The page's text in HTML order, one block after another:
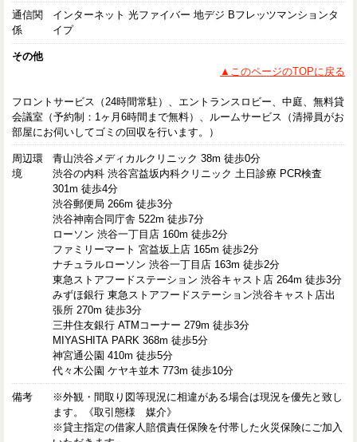
通信関
係
インターネット 光ファイバー 地デジ Bフレッツマンションタ
イプ
その他
▲このページのTOPに戻る
フロントサービス（24時間常駐）、エントランスロビー、中庭、無料貸
会議室（予約制：1ヶ月6時間まで無料）、ルームサービス（清掃員がお
部屋にお伺いしてゴミの回収を行います。）
周辺環
境
青山渋谷メディカルクリニック 38m 徒歩0分
渋谷の内科 渋谷宮益坂内科クリニック 土日診療 PCR検査
301m 徒歩4分
渋谷郵便局 266m 徒歩3分
渋谷神南合同庁舎 522m 徒歩7分
ローソン 渋谷一丁目店 160m 徒歩2分
ファミリーマート 宮益坂上店 165m 徒歩2分
ナチュラルローソン 渋谷一丁目店 163m 徒歩2分
東急ストアフードステーション 渋谷キャスト店 264m 徒歩3分
みずほ銀行 東急ストアフードステーション渋谷キャスト店出
張所 270m 徒歩3分
三井住友銀行 ATMコーナー 279m 徒歩3分
MIYASHITA PARK 368m 徒歩5分
神宮通公園 410m 徒歩5分
代々木公園 ケヤキ並木 773m 徒歩10分
備考
※外観・間取り図等現況に相違がある場合は現況を優先と致し
ます。《取引態様 媒介》
※貸主指定の借家人賠償責任保険を付帯した火災保険にご加入